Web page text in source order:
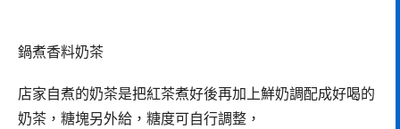
鍋煮香料奶茶
店家自煮的奶茶是把紅茶煮好後再加上鮮奶調配成好喝的
奶茶，糖塊另外給，糖度可自行調整，